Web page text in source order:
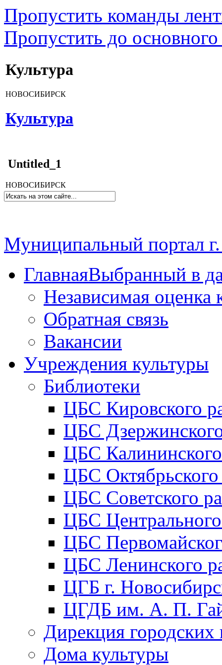
Пропустить команды
Пропустить до основного
Культура
НОВОСИБИРСК
Культура
Untitled_1
НОВОСИБИРСК
Муниципальный портал
ГлавнаяВыбранный в
Независимая оценка
Обратная связь
Вакансии
Учреждения культуры
Библиотеки
ЦБС Кировского
ЦБС
ЦБС
ЦБС
ЦБС Советского
ЦБС
ЦБС
ЦБС Ленинского
ЦГБ г.
ЦГДБ им. А. П.
Дирекция городских
Дома культуры